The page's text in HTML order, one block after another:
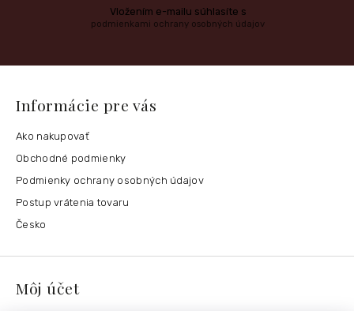
Vložením e-mailu súhlasíte s
podmienkami ochrany osobných údajov
Informácie pre vás
Ako nakupovať
Obchodné podmienky
Podmienky ochrany osobných údajov
Postup vrátenia tovaru
Česko
Môj účet